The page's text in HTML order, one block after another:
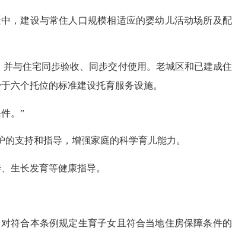
建设与常住人口规模相适应的婴幼儿活动场所及
住宅同步验收、同步交付使用。老城区和已建成
六个托位的标准建设托育服务设施。
。”
支持和指导，增强家庭的科学育儿能力。
生长发育等健康指导。
合本条例规定生育子女且符合当地住房保障条件